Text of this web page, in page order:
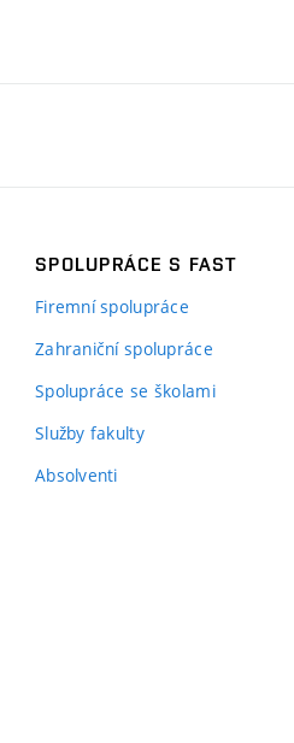
SPOLUPRÁCE S FAST
Firemní spolupráce
Zahraniční spolupráce
Spolupráce se školami
Služby fakulty
Absolventi